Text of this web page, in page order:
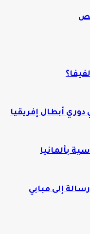
أبطال إفريقيا
بألمانيا
إلى مبابي